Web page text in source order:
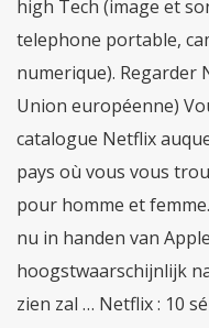
high Tech (image et
telephone portable,
numerique). Regarder
Union européenne)
catalogue Netflix
pays où vous vous
pour homme et
nu in handen van
hoogstwaarschijnlijk
zien zal … Netflix : 10